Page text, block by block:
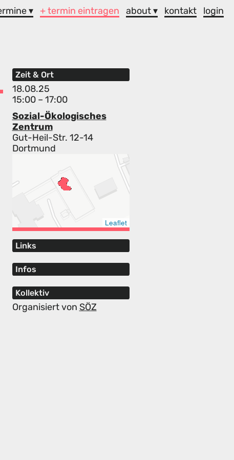
▾ + termin eintragen about ▾ kontakt login
Zeit & Ort
18.08.25
15:00 – 17:00
Sozial-Ökologisches
Zentrum
Gut-Heil-Str. 12-14
Dortmund
Leaflet
Links
Infos
Kollektiv
Organisiert von SÖZ